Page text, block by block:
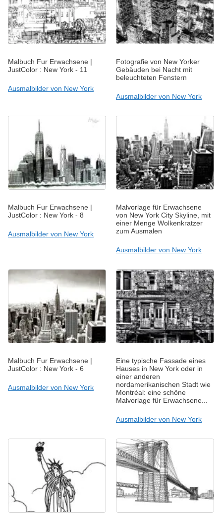
Malbuch Fur Erwachsene |
JustColor : New York - 11
Ausmalbilder von New York
Fotografie von New Yorker
Gebäuden bei Nacht mit
beleuchteten Fenstern
Ausmalbilder von New York
Malbuch Fur Erwachsene |
JustColor : New York - 8
Ausmalbilder von New York
Malvorlage für Erwachsene
von New York City Skyline, mit
einer Menge Wolkenkratzer
zum Ausmalen
Ausmalbilder von New York
Malbuch Fur Erwachsene |
JustColor : New York - 6
Ausmalbilder von New York
Eine typische Fassade eines
Hauses in New York oder in
einer anderen
nordamerikanischen Stadt wie
Montréal: eine schöne
Malvorlage für Erwachsene...
Ausmalbilder von New York